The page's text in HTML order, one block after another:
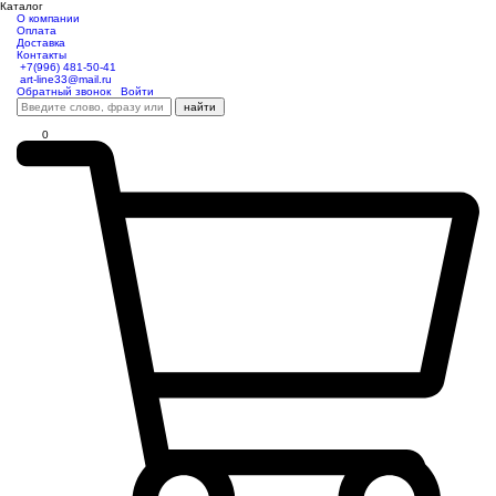
О компании
Оплата
Доставка
Контакты
+7(996) 481-50-41
art-line33@mail.ru
Обратный звонок
Войти
Каталог
найти
0